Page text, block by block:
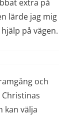
extra på
lärde jag mig
på vägen.
och
kan välja